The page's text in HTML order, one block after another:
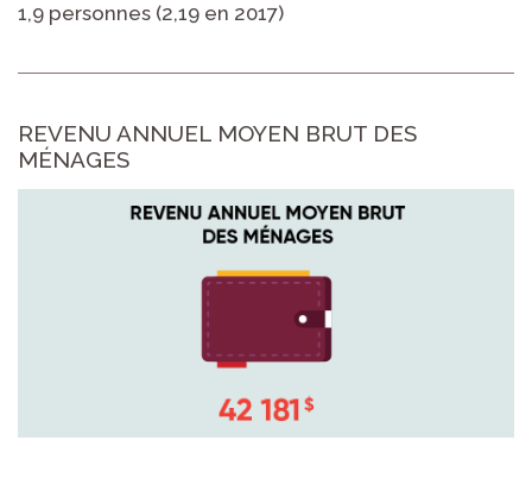
1,9 personnes (2,19 en 2017)
REVENU ANNUEL MOYEN BRUT DES
MÉNAGES